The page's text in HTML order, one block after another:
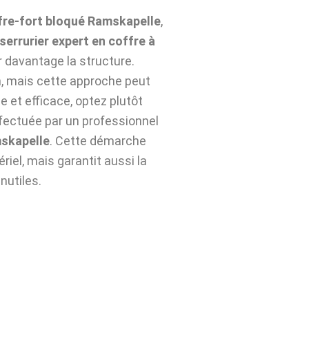
fort bloqué Ramskapelle,
serrurier expert en coffre à
davantage la structure.
mais cette approche peut
et efficace, optez plutôt
par un professionnel
. Cette démarche
mais garantit aussi la